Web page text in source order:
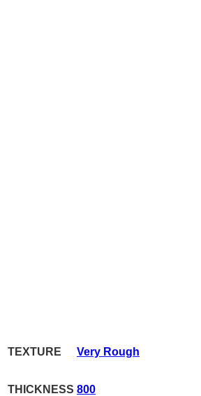
TEXTURE Very Rough
THICKNESS 800